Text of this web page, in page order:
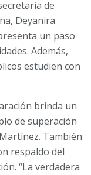
de
Deyanira
un paso
Además,
estudien con
brinda un
de superación
También
respaldo del
“La verdadera